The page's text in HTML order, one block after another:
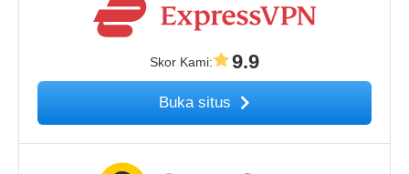
Skor Kami: 9.9
Buka situs